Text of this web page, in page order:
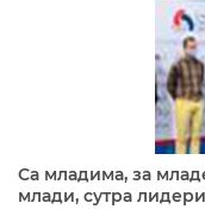
Са младима, за
млади, сутра